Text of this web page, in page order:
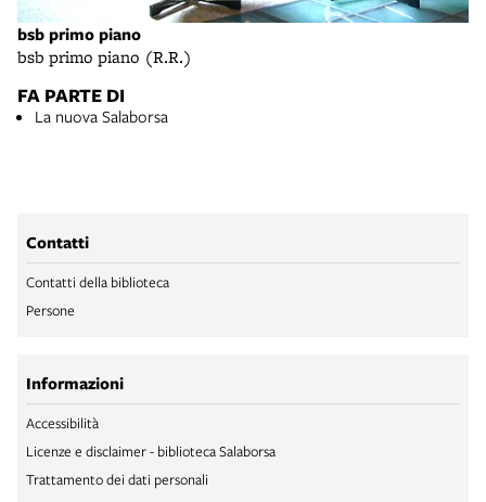
bsb primo piano
bsb primo piano (R.R.)
FA PARTE DI
La nuova Salaborsa
Contatti
Contatti della biblioteca
Persone
Informazioni
Accessibilità
Licenze e disclaimer - biblioteca Salaborsa
Trattamento dei dati personali